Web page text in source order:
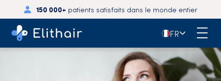
150 000+ patients satisfaits dans le monde entier
🇫🇷FR